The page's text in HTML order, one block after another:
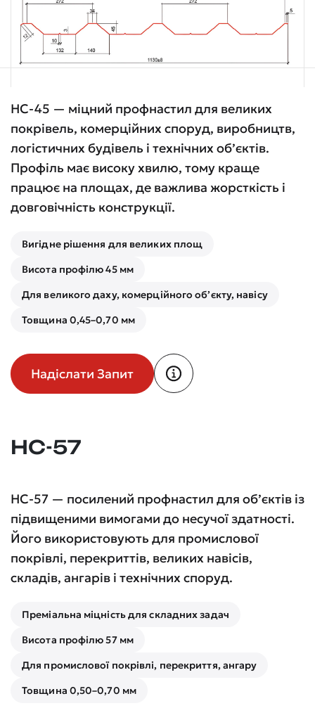
НС-45 — міцний профнастил для великих
покрівель, комерційних споруд, виробництв,
логістичних будівель і технічних об’єктів.
Профіль має високу хвилю, тому краще
працює на площах, де важлива жорсткість і
довговічність конструкції.
Вигідне рішення для великих площ
Висота профілю 45 мм
Для великого даху, комерційного об’єкту, навісу
Товщина 0,45–0,70 мм
Надіслати Запит
НС-57
НС-57 — посилений профнастил для об’єктів із
підвищеними вимогами до несучої здатності.
Його використовують для промислової
покрівлі, перекриттів, великих навісів,
складів, ангарів і технічних споруд.
Преміальна міцність для складних задач
Висота профілю 57 мм
Для промислової покрівлі, перекриття, ангару
Товщина 0,50–0,70 мм